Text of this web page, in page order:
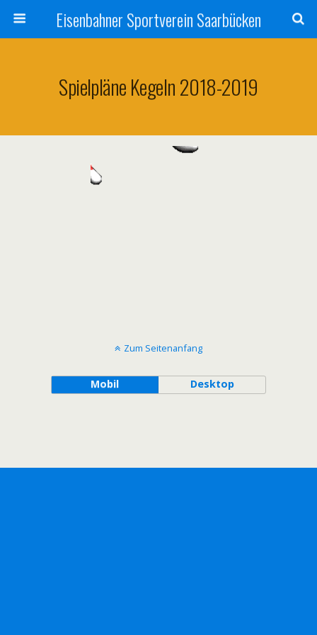
Eisenbahner Sportverein Saarbücken
Spielpläne Kegeln 2018-2019
Zum Seitenanfang
Mobil Desktop